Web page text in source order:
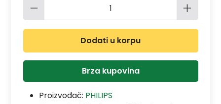
Količina proizvoda: Unesite
Dodati u korpu
Brza kupovina
Proizvođač: PHILIPS